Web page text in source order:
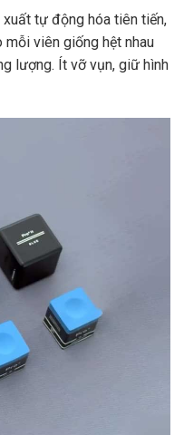
xuất tự động hóa tiên tiến,
viên giống hệt nhau
lượng. Ít vỡ vụn, giữ hình